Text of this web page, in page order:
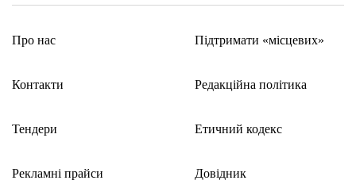
Про нас
Контакти
Тендери
Рекламні прайси
Підтримати «місцевих»
Редакційна політика
Етичний кодекс
Довідник